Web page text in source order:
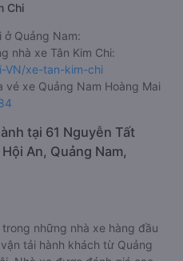
Chi
ở Quảng Nam:
nhà xe Tân Kim Chi:
VN/xe-tan-kim-chi
vé xe Quảng Nam Hoàng Mai
tại 61 Nguyễn Tất
An, Quảng Nam,
những nhà xe hàng đầu
tải hành khách từ Quảng